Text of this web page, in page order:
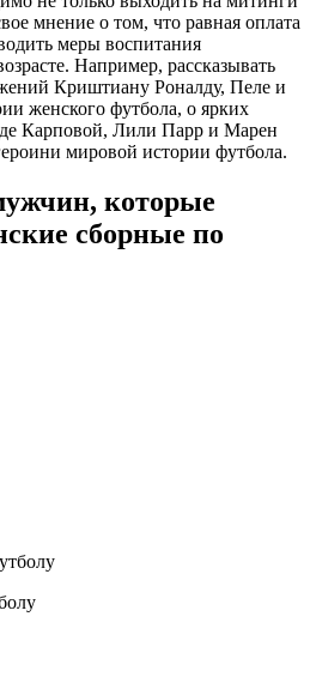
мнение о том, что равная оплата
меры воспитания
Например, рассказывать
Криштиану Роналду, Пеле и
женского футбола, о ярких
Карповой, Лили Парр и Марен
мировой истории футбола.
которые
сборные по